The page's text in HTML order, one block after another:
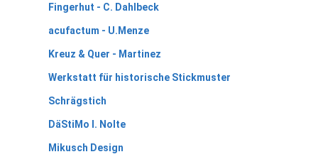
Fingerhut - C. Dahlbeck
acufactum - U.Menze
Kreuz & Quer - Martinez
Werkstatt für historische Stickmuster
Schrägstich
DäStiMo I. Nolte
Mikusch Design